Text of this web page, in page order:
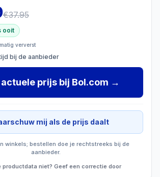
€37.95
ooit
ververst
bij de aanbieder
actuele prijs bij Bol.com →
mij als de prijs daalt
winkels; bestellen doe je rechtstreeks bij de
aanbieder.
productdata niet? Geef een correctie door